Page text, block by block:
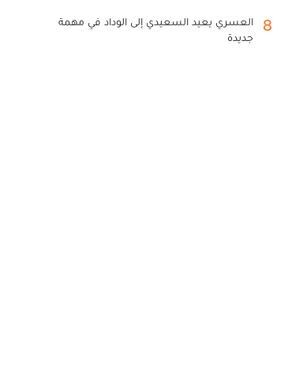
8
العسري يعيد السعيدي إلى الوداد في مهمة
جديدة